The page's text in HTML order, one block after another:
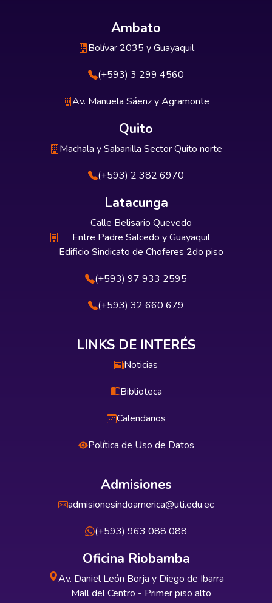
Ambato
Bolívar 2035 y Guayaquil
(+593) 3 299 4560
Av. Manuela Sáenz y Agramonte
Quito
Machala y Sabanilla Sector Quito norte
(+593) 2 382 6970
Latacunga
Calle Belisario Quevedo
Entre Padre Salcedo y Guayaquil
Edificio Sindicato de Choferes 2do piso
(+593) 97 933 2595
(+593) 32 660 679
LINKS DE INTERÉS
Noticias
Biblioteca
Calendarios
Política de Uso de Datos
Admisiones
admisionesindoamerica@uti.edu.ec
(+593) 963 088 088
Oficina Riobamba
Av. Daniel León Borja y Diego de Ibarra
Mall del Centro - Primer piso alto